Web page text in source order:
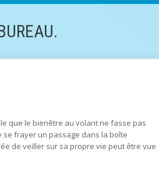
que le bienêtre au volant ne fasse pas
se frayer un passage dans la boîte
de veiller sur sa propre vie peut être vue